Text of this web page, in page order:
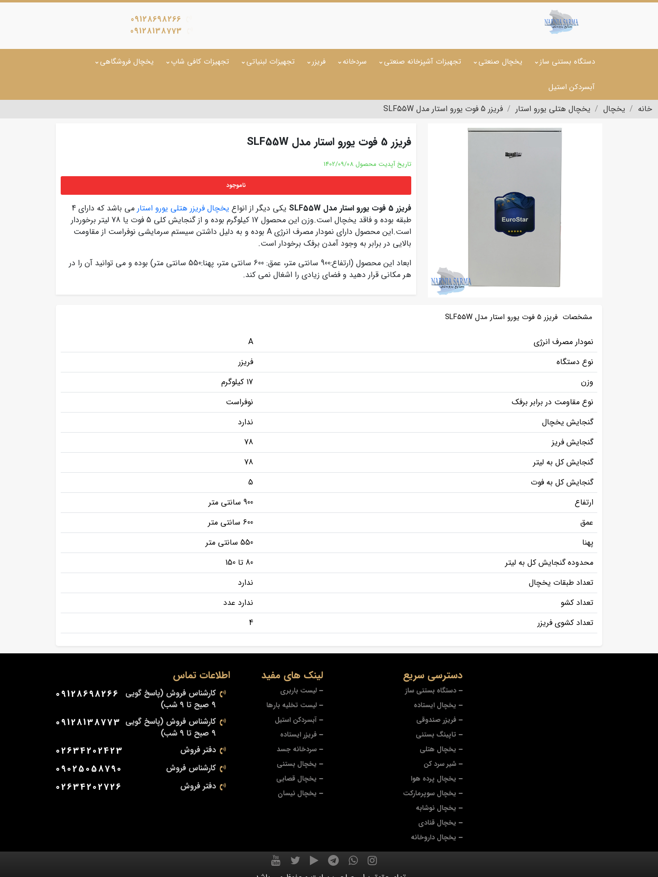
09128698266
09128138773
دستگاه بستنی ساز یخچال صنعتی تجهیزات آشپزخانه صنعتی سردخانه فریزر تجهیزات لبنیاتی تجهیزات کافی شاپ یخچال فروشگاهی
آبسردکن استیل
خانه یخچال یخچال هتلی یورو استار فریزر 5 فوت یورو استار مدل SLF55W
فریزر 5 فوت یورو استار مدل SLF55W
تاریخ آپدیت محصول 1402/09/08
ناموجود
فریزر 5 فوت یورو استار مدل SLF55W یکی دیگر از انواع یخچال فریزر هتلی یورو استار
می باشد که دارای 4
طبقه بوده و فاقد یخچال است.وزن این محصول 17 کیلوگرم بوده و از گنجایش کلی 5 فوت یا 78 لیتر برخوردار
است.این محصول دارای نمودار مصرف انرژی A بوده و به دلیل داشتن سیستم سرمایشی نوفراست از مقاومت
بالایی در برابر به وجود آمدن برفک برخودار است.
ابعاد این محصول (ارتفاع:900 سانتی متر، عمق: 600 سانتی متر، پهنا:550 سانتی متر) بوده و می توانید آن را در
هر مکانی قرار دهید و فضای زیادی را اشغال نمی کند.
مشخصات فریزر 5 فوت یورو استار مدل SLF55W
نمودار مصرف انرژی
A
نوع دستگاه
فریزر
وزن
17 کیلوگرم
نوع مقاومت در برابر برفک
نوفراست
گنجایش یخچال
ندارد
گنجایش فریز
78
گنجایش کل به لیتر
78
گنجایش کل به فوت
5
ارتفاع
900 سانتی متر
عمق
600 سانتی متر
پهنا
550 سانتی متر
محدوده گنجایش کل به لیتر
80 تا 150
تعداد طبقات یخچال
ندارد
تعداد کشو
ندارد عدد
تعداد کشوی فریزر
4
دسترسی سریع
دستگاه بستنی ساز
یخچال ایستاده
فریزر صندوقی
تاپینگ بستنی
یخچال هتلی
شیر سرد کن
یخچال پرده هوا
یخچال سوپرمارکت
یخچال نوشابه
یخچال قنادی
یخچال داروخانه
لینک های مفید
لیست باربری
لیست تخلیه بارها
آبسردکن استیل
فریزر ایستاده
سردخانه جسد
یخچال بستنی
یخچال قصابی
یخچال نیسان
اطلاعات تماس
کارشناس فروش (پاسخ گویی
9 صبح تا 9 شب)
09128698266
کارشناس فروش (پاسخ گویی
9 صبح تا 9 شب)
09128138773
دفتر فروش 02634202423
کارشناس فروش 09025058790
دفتر فروش 02634202726